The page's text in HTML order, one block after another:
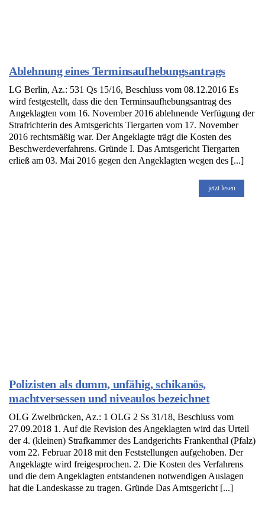
Ablehnung eines Terminsaufhebungsantrags
LG Berlin, Az.: 531 Qs 15/16, Beschluss vom 08.12.2016 Es
wird festgestellt, dass die den Terminsaufhebungsantrag des
Angeklagten vom 16. November 2016 ablehnende Verfügung der
Strafrichterin des Amtsgerichts Tiergarten vom 17. November
2016 rechtsmäßig war. Der Angeklagte trägt die Kosten des
Beschwerdeverfahrens. Gründe I. Das Amtsgericht Tiergarten
erließ am 03. Mai 2016 gegen den Angeklagten wegen des [...]
jetzt lesen
Polizisten als dumm, unfähig, schikanös,
machtversessen und niveaulos bezeichnet
OLG Zweibrücken, Az.: 1 OLG 2 Ss 31/18, Beschluss vom
27.09.2018 1. Auf die Revision des Angeklagten wird das Urteil
der 4. (kleinen) Strafkammer des Landgerichts Frankenthal (Pfalz)
vom 22. Februar 2018 mit den Feststellungen aufgehoben. Der
Angeklagte wird freigesprochen. 2. Die Kosten des Verfahrens
und die dem Angeklagten entstandenen notwendigen Auslagen
hat die Landeskasse zu tragen. Gründe Das Amtsgericht [...]